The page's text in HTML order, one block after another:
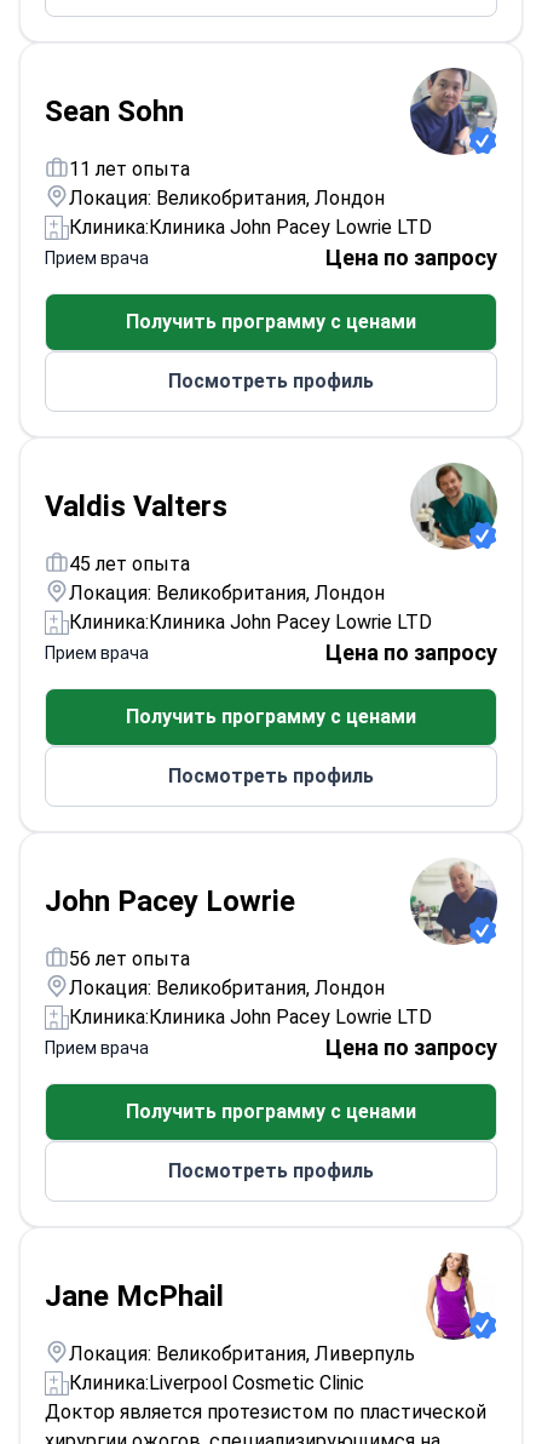
пациентов он предлагает индивидуальный и
тщательно спланированный подход к каждому
Sean Sohn
11 лет опыта
Локация: Великобритания, Лондон
Клиника:Клиника John Pacey Lowrie LTD
Прием врача Цена по запросу
Получить программу с ценами
Посмотреть профиль
Valdis Valters
45 лет опыта
Локация: Великобритания, Лондон
Клиника:Клиника John Pacey Lowrie LTD
Прием врача Цена по запросу
Получить программу с ценами
Посмотреть профиль
John Pacey Lowrie
56 лет опыта
Локация: Великобритания, Лондон
Клиника:Клиника John Pacey Lowrie LTD
Прием врача Цена по запросу
Получить программу с ценами
Посмотреть профиль
Jane McPhail
Локация: Великобритания, Ливерпуль
Клиника:Liverpool Cosmetic Clinic
Доктор является протезистом по пластической